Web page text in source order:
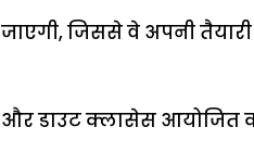
जाएगी, जिससे वे अपनी
डाउट क्लासेस आयोजित